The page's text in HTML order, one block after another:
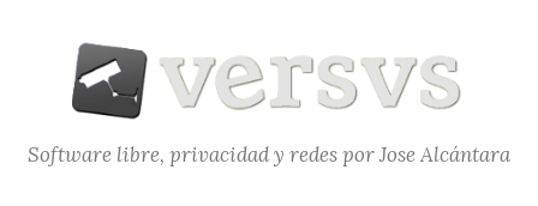
contenido
Software libre, privacidad y redes por Jose Alcántara